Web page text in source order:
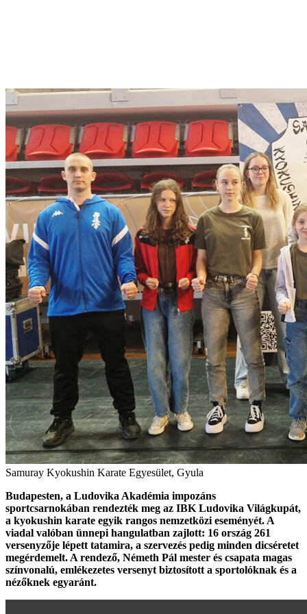
Samuray Kyokushin Karate Egyesület, Gyula
Budapesten, a Ludovika Akadémia impozáns
sportcsarnokában rendezték meg az IBK Ludovika Világkupát,
a kyokushin karate egyik rangos nemzetközi eseményét. A
viadal valóban ünnepi hangulatban zajlott: 16 ország 261
versenyzője lépett tatamira, a szervezés pedig minden dicséretet
megérdemelt. A rendező, Németh Pál mester és csapata magas
színvonalú, emlékezetes versenyt biztosított a sportolóknak és a
nézőknek egyaránt.